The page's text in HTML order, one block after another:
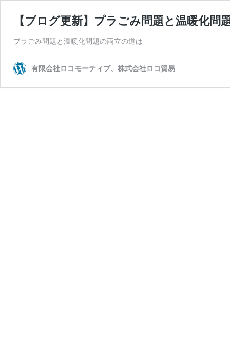
【ブログ更新】プラごみ問題と温暖化問
プラごみ問題と温暖化問題の両立の道は
有限会社ロコモーティブ、株式会社ロコ貿易